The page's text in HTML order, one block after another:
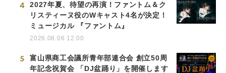
4
2027年夏、待望の再演！ファントム＆ク
リスティーヌ役のWキャスト4名が決定！
ミュージカル 『ファントム』
2026.08.06 12:00
5
富山県商工会議所青年部連合会 創立50周
年記念祝賀会 「DJ盆踊り」を開催します